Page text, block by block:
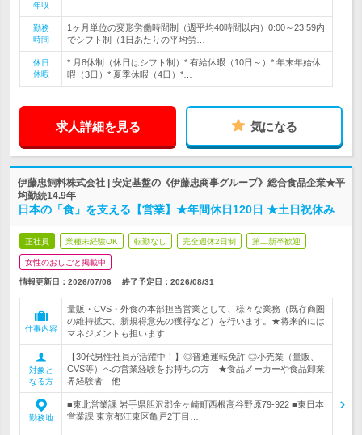
年収
勤務
時間
1ヶ月単位の変形労働時間制（週平均40時間以内）0:00～23:59内
でシフト制（1日あたりの平均労…
休日
休暇
* 月8休制（休日はシフト制）* 有給休暇（10日～）* 年末年始休
暇（3日）* 夏季休暇（4日）*…
求人詳細を見る 気になる
伊藤忠飼料株式会社 | 安定基盤の《伊藤忠商事グループ》総合食品企業★平
均勤続14.9年
日本の「食」を支える【営業】★年間休日120日 ★土日祝休み
正社員 業種未経験OK 転勤なし 完全週休2日制 第二新卒歓迎
女性のおしごと掲載中
情報更新日：2026/07/06 終了予定日： 2026/08/31
仕事内容
量販・CVS・外食の本部担当営業として、様々な業務（既存商圏
の維持拡大、新規得意先の獲得など）を行います。★将来的には
マネジメントも担います
対象と
なる方
【30代男性社員が活躍中！】◎普通運転免許 ◎小売業（量販、
CVS等）への営業経験をお持ちの方 ★食品メーカーや食品卸業
界経験者 他
勤務地
■東北営業課 岩手県胆沢郡金ヶ崎町西根高谷野原79-922 ■東日本
営業課 東京都江東区亀戸2丁目…